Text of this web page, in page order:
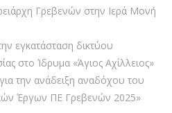
Γρεβενών στην Ιερά Μονή
εγκατάσταση δικτύου
στο Ίδρυμα «Άγιος Αχίλλειος»
την ανάδειξη αναδόχου του
Έργων ΠΕ Γρεβενών 2025»